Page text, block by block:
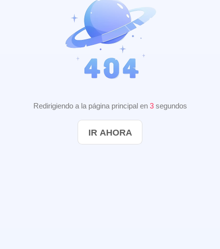
Redirigiendo a la página principal en 3segundos
IR AHORA